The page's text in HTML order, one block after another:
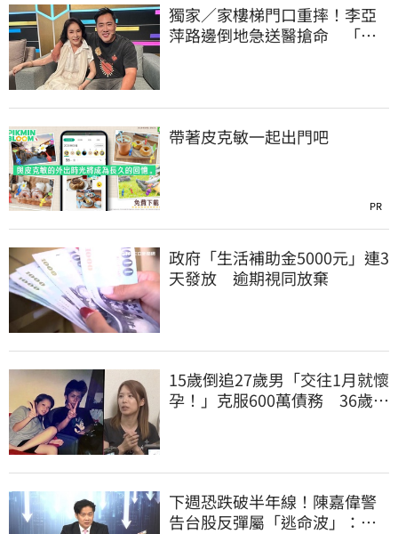
獨家／家樓梯門口重摔！李亞
萍路邊倒地急送醫搶命 「最
帶著皮克敏一起出門吧
PR
政府「生活補助金5000元」連3
天發放 逾期視同放棄
15歲倒追27歲男「交往1月就懷
孕！」克服600萬債務 36歲美
下週恐跌破半年線！陳嘉偉警
告台股反彈屬「逃命波」：空